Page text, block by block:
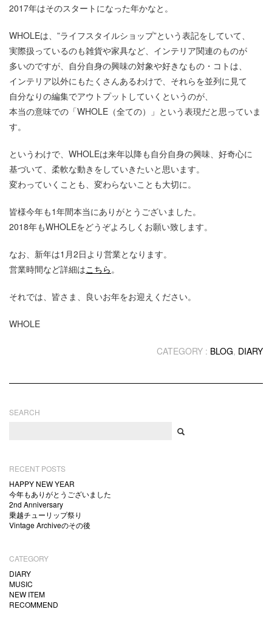
2017年はそのスタートになった年かなと。
WHOLEは、”ライフスタイルショップ”という表記をしていて、
実際扱っているのも雑貨や家具など、インテリア関連のものが
多いのですが、自分自身の興味の対象や好きなもの・コトは、
インテリア以外にもたくさんあるわけで、それらを並列に見て
自分なりの編集でアウトプットしていくというのが、
本当の意味での「WHOLE（全ての）」という表現だと思っていま
す。
というわけで、WHOLEは来年以降も自分自身の興味、好奇心に
基づいて、柔軟な動きをしていきたいと思います。
変わっていくことも、変わらないことも大切に。
皆様今年も1年間本当にありがとうございました。
2018年もWHOLEをどうぞよろしくお願い致します。
なお、新年は1月2日より営業となります。
営業時間など詳細はこちら。
それでは、皆さま、良いお年をお迎えください。
WHOLE
CATEGORY : BLOG, DIARY
SEARCH
RECENT POSTS
HAPPY NEW YEAR
今年もありがとうございました
2nd Anniversary
乗越チューリップ祭り
Vintage Archiveのその後
CATEGORY
DIARY
MUSIC
NEW ITEM
RECOMMEND